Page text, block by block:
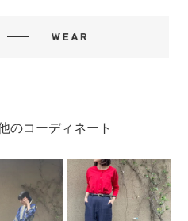
のコーディネート